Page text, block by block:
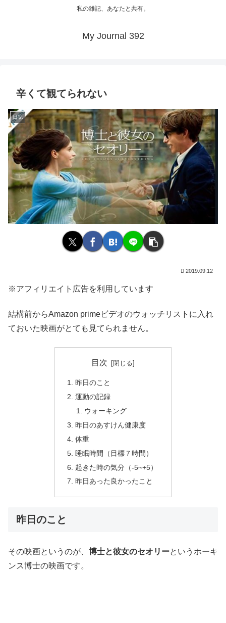
私の雑記、あなたと共有。
My Journal 392
辛くて観てられない
日記
2019.09.12
※アフィリエイト広告を利用しています
結構前からAmazon primeビデオのウォッチリストに入れ
ておいた映画がとても見てられません。
目次
昨日のこと
運動の記録
ウォーキング
昨日のあすけん健康度
体重
睡眠時間（目標７時間）
起きた時の気分（-5~+5）
昨日あった良かったこと
昨日のこと
その映画というのが、 博士と彼女のセオリーというホーキ
ンス博士の映画です。